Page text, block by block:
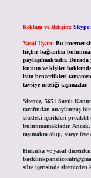
Reklam ve İletişim:
Yasal Uyarı: Bu internet
hiçbir bağlantısı
paylaşılmaktadır.
kurum ve kişiler
isim benzerlikleri
tavsiye niteliği taşımazlar.
Sitemiz, 5651 Sayılı
tarafından onaylanmış
sitedeki içerikleri proaktif
bulunmamaktadır.
taşımakta olup, siteye
Hukuka ve yasal
süre içerisinde sitemizden